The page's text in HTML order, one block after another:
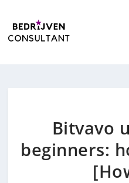
Bitvavo
beginners: